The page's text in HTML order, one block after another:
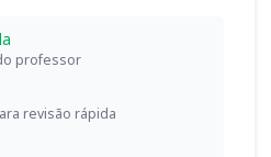
professor
revisão rápida